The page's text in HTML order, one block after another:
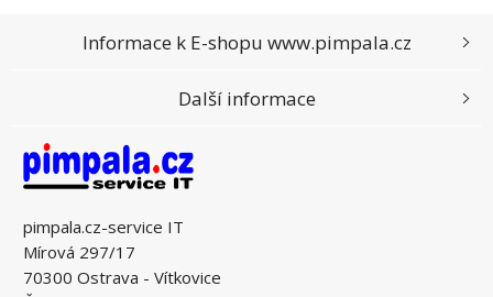
pimpala.cz-service IT
Mírová 297/17
70300 Ostrava - Vítkovice
Informace k E-shopu www.pimpala.cz
Další informace